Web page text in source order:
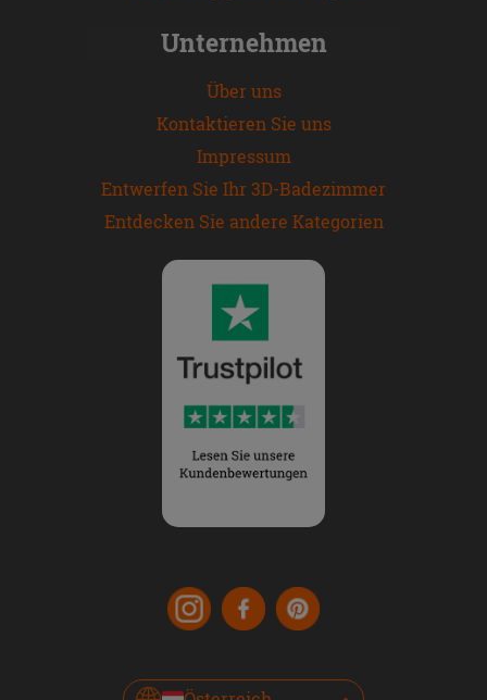
Unternehmen
Über uns
Kontaktieren Sie uns
Impressum
Entwerfen Sie Ihr 3D-Badezimmer
Entdecken Sie andere Kategorien